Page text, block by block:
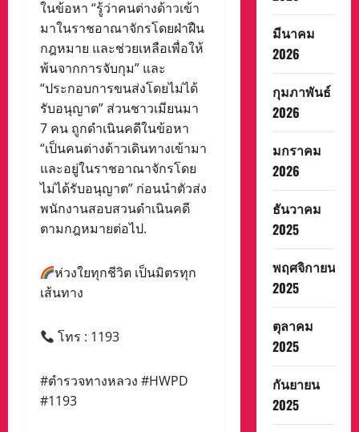
ในข้อหา “รู้ว่าคนต่างด้าวเข้า
มาในราชอาณาจักรโดยฝ่าฝืน
กฎหมาย และช่วยเหลือเพื่อให้
พ้นจากการจับกุม” และ
“ประกอบการขนส่งโดยไม่ได้
รับอนุญาต” ส่วนชาวเมียนมา
7 คน ถูกดำเนินคดีในข้อหา
“เป็นคนต่างด้าวเดินทางเข้ามา
และอยู่ในราชอาณาจักรโดย
ไม่ได้รับอนุญาต” ก่อนนำตัวส่ง
พนักงานสอบสวนดำเนินคดี
ตามกฎหมายต่อไป.
ห่วงใยทุกชีวิต เป็นมิตรทุก
เส้นทาง
โทร : 1193
#ตำรวจทางหลวง #HWPD
#1193
มีนาคม
2026
กุมภาพันธ์
2026
มกราคม
2026
ธันวาคม
2025
พฤศจิกายน
2025
ตุลาคม
2025
กันยายน
2025